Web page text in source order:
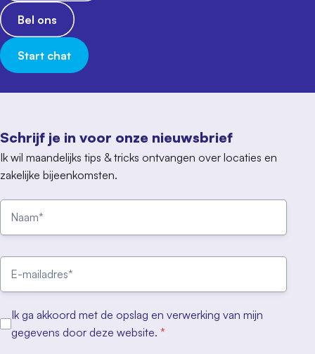
Schrijf je in voor onze nieuwsbrief
Ik wil maandelijks tips & tricks ontvangen over locaties en
zakelijke bijeenkomsten.
Ik ga akkoord met de opslag en verwerking van mijn
gegevens door deze website. *
Bel ons
Start chat